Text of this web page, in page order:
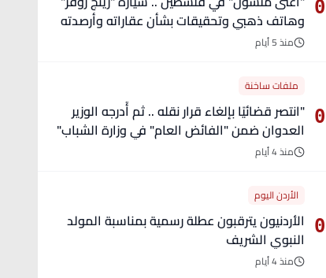
وهاتف ذهبي وتحقيقات بشأن عقاراته وأرصدته
منذ 5 أيام
ملفات ساخنة
"انتصر قضائيًا بإلغاء قرار نقله .. ثم أُدرجه الوزير
العدوان ضمن "الفائض العام" في وزارة الشباب"
- تفاصيل
منذ 4 أيام
الأردن اليوم
الأردنيون يترقبون عطلة رسمية بمناسبة المولد
النبوي الشريف
منذ 4 أيام